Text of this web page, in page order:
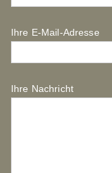
Ihre E-Mail-Adresse
Ihre Nachricht